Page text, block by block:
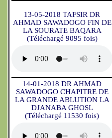
13-05-2018 TAFSIR DR
AHMAD SAWADOGO FIN DE
LA SOURATE BAQARA
(Téléchargé 9095 fois)
14-01-2018 DR AHMAD
SAWADOGO CHAPITRE DE
LA GRANDE ABLUTION LA
DJANABA GHOSL
(Téléchargé 11530 fois)